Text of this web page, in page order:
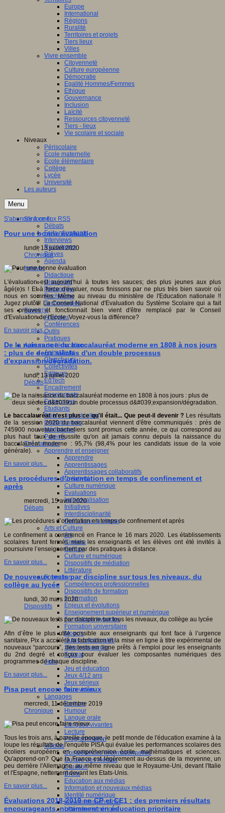
Europe
International
Régions
Ruralité
Territoires et projets
Tiers lieux
Villes
Vivre ensemble
Citoyenneté
Culture européenne
Démocratie
Egalité Hommes/Femmes
Ethique
Gouvernance
Inclusion
Laïcité
Ressources citoyenneté
Tiers - lieux
Vie scolaire et sociale
Niveaux
Périscolaire
Ecole maternelle
Ecole élémentaire
Collège
Lycée
Université
Les auteurs
Menu
S'informer
Débats
Faits marquants
Interviews
Reportages
Brèves
Agenda
Innover
Didactique
Dispositifs
Pédagogie
Recherche
Technologies
Savoir(s)
Analyses
Conférences
Outils
Pratiques
Acteurs de l'éducation
Animateurs
Chercheurs
Collectivités
Editeurs
EdTech
Encadrement
Enseignants
Entreprises
Etudiants
Filières industrielles
Institutionnels
Médiateurs
Parents
Thématiques
Apprendre et enseigner
Apprendre
Apprentissages
Apprentissages collaboratifs
Créativité
Culture numérique
Evaluations
Individualisation
Initiatives
Interdisciplinarité
Outils pour la classe
Arts et Culture
Art
Cinéma
Culture
Culture et numérique
Dispositifs de médiation
Littérature
Formation
Compétences professionnelles
Dispositifs de formation
E- formation
Enjeux et évolutions
Enseignement supérieur et numérique
Formations hybrides
Formation universitaire
Mooc’s
Outils collaboratifs
Sites ressources
Tutorat
Jeux
Jeu et éducation
Jeux 4/12 ans
Jeux sérieux
Jeux vidéo
Langages
Ecriture
Humour
Langue orale
Langues vivantes
Lecture
Programmation
Médias
Compétences informationnelles
Culture des médias
Curation
Droits
Education aux médias
Information et nouveaux médias
Identité numérique
Internet responsable
Littératie numérique
S'abonner à ce flux RSS
Pour une bonne évaluation
lundi, 13 juillet 2020
Chronique
L'évaluation est aujourd'hui à toutes les sauces; des plus jeunes aux plus
âgé(e)s ! Et à force d'évaluer, nous finissons par ne plus très bien savoir où
nous en sommes. Même au niveau du ministère de l'Education nationale !!
Jugez plutôt!! La Conseil National d'Evaluation du Système Scolaire qui a fait
ses preuves et fonctionnait bien vient d'être remplacé par le Conseil
d'Evaluation de l'Ecole. Voyez-vous la différence?
En savoir plus...
De la naissance du baccalauréat moderne en 1808 à nos jours
: plus de deux siècles d'un double processus
d'expansion/dégradation.
lundi, 13 juillet 2020
Débats
Le baccalauréat n'est plus ce qu'il était... Que peut-il devenir ? Les résultats
de la session 2020 du baccalauréat viennent d'être communiqués : prés de
745900 nouveaux bacheliers sont promus cette année, ce qui correspond au
plus haut taux de réussite qu'on ait jamais connu depuis la naissance du
baccalauréat moderne : 95,7% (98,4% pour les candidats issue de la voie
générale).
En savoir plus...
Les procédures d’orientation en temps de confinement et
après
mercredi, 15 avril 2020
Débats
Le confinement a commencé en France le 16 mars 2020. Les établissements
scolaires furent fermés mais les enseignants et les élèves ont été invités à
poursuivre l’enseignement par des pratiques à distance.
En savoir plus...
De nouveaux tests par discipline sur tous les niveaux, du
collège au lycée
lundi, 30 mars 2020
Dispositifs
Afin d’être le plus utile possible aux enseignants qui font face à l’urgence
sanitaire, Pix a accéléré la fabrication et la mise en ligne à titre expérimental de
nouveaux “parcours”, des tests en ligne prêts à l’emploi pour les enseignants
du 2nd degré et conçus pour évaluer les composantes numériques des
programmes de chaque discipline.
En savoir plus...
Pisa peut encore faire mieux
mercredi, 11 décembre 2019
Chronique
Tous les trois ans, à pareille époque, le petit monde de l'éducation examine à la
loupe les résultats de l'enquête PISA qui évalue les performances scolaires des
écoliers européens en compréhension écrite, mathématiques et sciences.
Qu'apprend-on? Que la France est légèrement au-dessus de la moyenne, un
peu derrière l'Allemagne, au même niveau que le Royaume-Uni, devant l'Italie
et l'Espagne, nettement devant les Etats-Unis.
En savoir plus...
Évaluations 2018-2019 en CP et CE1 : des premiers résultats
encourageants, notamment en éducation prioritaire